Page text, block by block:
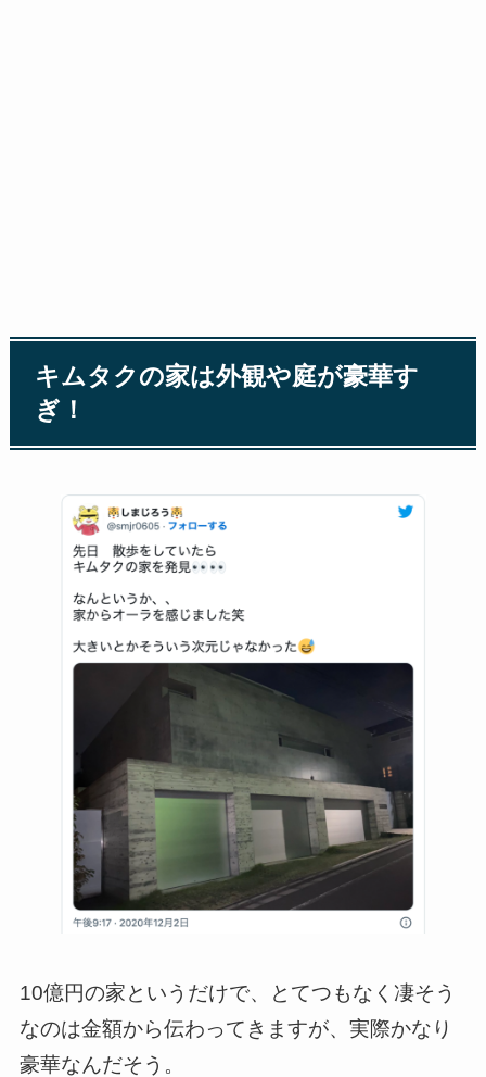
キムタクの家は外観や庭が豪華す
ぎ！
10億円の家というだけで、とてつもなく凄そう
なのは金額から伝わってきますが、実際かなり
豪華なんだそう。